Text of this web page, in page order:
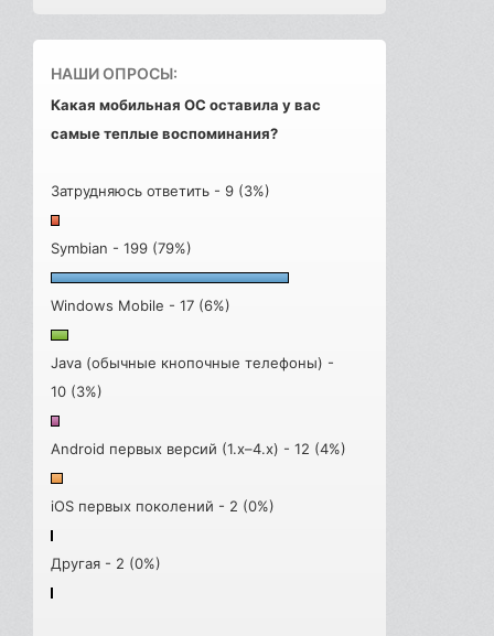
НАШИ ОПРОСЫ:
Какая мобильная ОС оставила у вас
самые теплые воспоминания?
Затрудняюсь ответить - 9 (3%)
Symbian - 199 (79%)
Windows Mobile - 17 (6%)
Java (обычные кнопочные телефоны) -
10 (3%)
Android первых версий (1.x–4.x) - 12 (4%)
iOS первых поколений - 2 (0%)
Другая - 2 (0%)